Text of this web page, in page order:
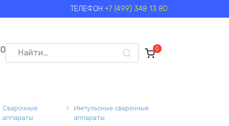
ТЕЛЕФОН +7 (499) 348 13 80
Search
for:
0
Сварочные
аппараты
Импульсные сварочные
аппараты